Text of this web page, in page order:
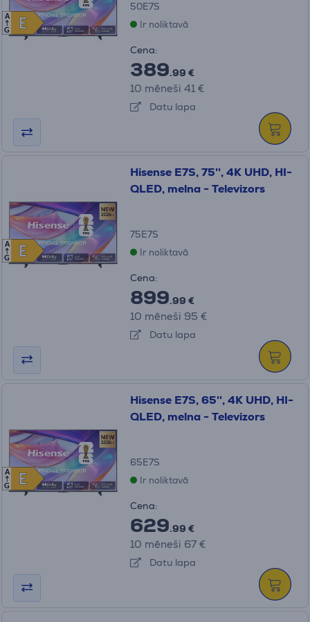
E
E
A
G
50E7S
Ir noliktavā
Cena:
389.99 €
10 mēneši 41 €
Datu lapa
E
E
A
G
Hisense E7S, 75'', 4K UHD, HI-
QLED, melna - Televizors
75E7S
Ir noliktavā
Cena:
899.99 €
10 mēneši 95 €
Datu lapa
E
E
A
G
Hisense E7S, 65'', 4K UHD, HI-
QLED, melna - Televizors
65E7S
Ir noliktavā
Cena:
629.99 €
10 mēneši 67 €
Datu lapa